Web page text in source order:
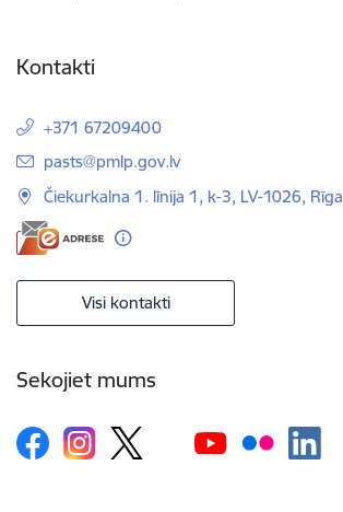
Kontakti
+371 67209400
E-pasts:
pasts@pmlp.gov.lv
Čiekurkalna 1. līnija 1, k-3, LV-1026, Rīga
Visi kontakti
Sekojiet mums